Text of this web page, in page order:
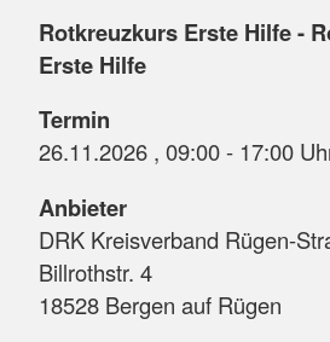
Rotkreuzkurs Erste Hilfe -
Erste Hilfe
Termin
26.11.2026 , 09:00 -
Anbieter
DRK Kreisverband Rügen-
Billrothstr. 4
18528 Bergen auf Rügen